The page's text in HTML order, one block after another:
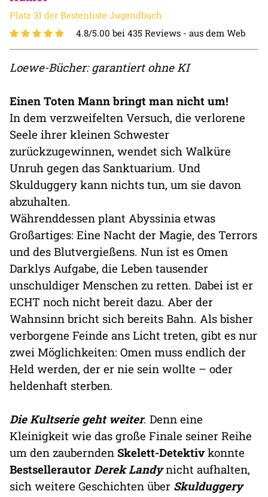
Platz 31 der Bestenliste Jugendbuch
4.8/5.00 bei 435 Reviews - aus dem Web
Loewe-Bücher: garantiert ohne KI
Einen Toten Mann bringt man nicht um!
In dem verzweifelten Versuch, die verlorene
Seele ihrer kleinen Schwester
zurückzugewinnen, wendet sich Walküre
Unruh gegen das Sanktuarium. Und
Skulduggery kann nichts tun, um sie davon
abzuhalten.
Währenddessen plant Abyssinia etwas
Großartiges: Eine Nacht der Magie, des Terrors
und des Blutvergießens. Nun ist es Omen
Darklys Aufgabe, die Leben tausender
unschuldiger Menschen zu retten. Dabei ist er
ECHT noch nicht bereit dazu. Aber der
Wahnsinn bricht sich bereits Bahn. Als bisher
verborgene Feinde ans Licht treten, gibt es nur
zwei Möglichkeiten: Omen muss endlich der
Held werden, der er nie sein wollte – oder
heldenhaft sterben.
Die Kultserie geht weiter. Denn eine
Kleinigkeit wie das große Finale seiner Reihe
um den zaubernden Skelett-Detektivkonnte
Bestsellerautor Derek Landynicht aufhalten,
sich weitere Geschichten über Skulduggery